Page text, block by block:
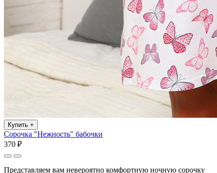
Купить +
Сорочка "Нежность" бабочки
370 ₽
Представляем вам невероятно комфортную ночную сорочку